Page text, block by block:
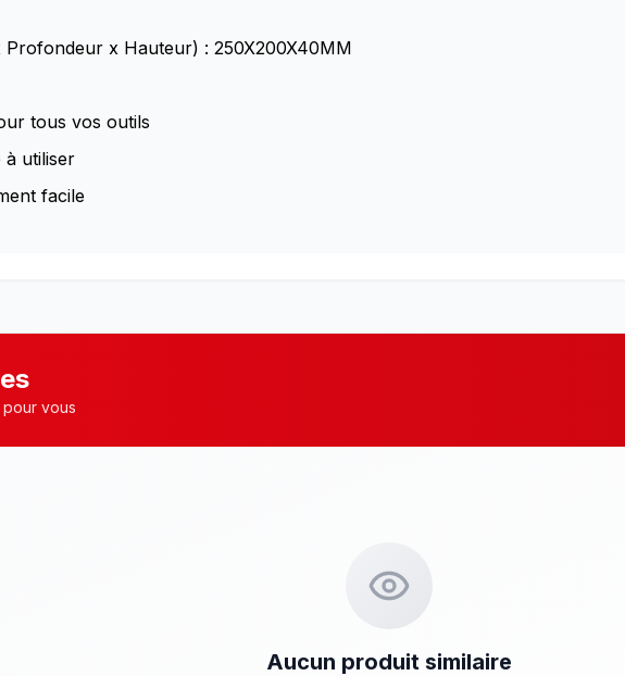
Profondeur x Hauteur) : 250X200X40MM
tous vos outils
utiliser
facile
vous
Aucun produit similaire